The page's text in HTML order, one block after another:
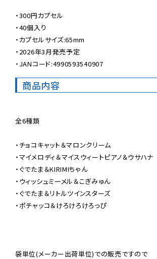
・300円カプセル
・40個入り
・カプセルサイズ:65mm
・2026年3月発売予定
・JANコード:4990593540907
商品内容
全6種類
・チョコキャット＆マロンクリーム
・マイメロディ＆マイスウィートピアノ＆ウサハナ
・ぐでたま＆KIRIMIちゃん
・ウィッシュミーメル＆こぎみゅん
・ぐでたま＆リトルツインスターズ
・ポチャッコ＆けろけろけろっぴ
袋単位(メーカー出荷単位)での販売ですので